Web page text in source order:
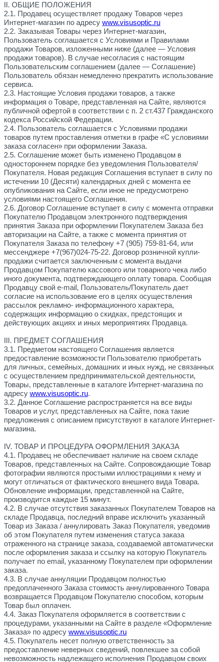
II. ОБЩИЕ ПОЛОЖЕНИЯ
2.1. Продавец осуществляет продажу Товаров через
Интернет-магазин по адресу www.visusoptic.ru
2.2. Заказывая Товары через Интернет-магазин,
Пользователь соглашается с Условиями и Правилами
продажи Товаров, изложенными ниже (далее — Условия
продажи товаров). В случае несогласия с настоящим
Пользовательским соглашением (далее — Соглашение)
Пользователь обязан немедленно прекратить использование
сервиса.
2.3. Настоящие Условия продажи товаров, а также
информация о Товаре, представленная на Сайте, являются
публичной офертой в соответствии с п. 2 ст.437 Гражданского
кодекса Российской Федерации.
2.4. Пользователь соглашается с Условиями продажи
товаров путем проставления отметки в графе «С условиями
заказа согласен» при оформлении Заказа.
2.5. Соглашение может быть изменено Продавцом в
одностороннем порядке без уведомления Пользователя/
Покупателя. Новая редакция Соглашения вступает в силу по
истечении 10 (Десяти) календарных дней с момента ее
опубликования на Сайте, если иное не предусмотрено
условиями настоящего Соглашения.
2.6. Договор Соглашение вступает в силу с момента отправки
Покупателю Продавцом электронного подтверждения
принятия Заказа при оформлении Покупателем Заказа без
авторизации на Сайте, а также с момента принятия от
Покупателя Заказа по телефону +7 (905) 759-81-64, или
мессенджере +7(967)024-75-22. Договор розничной купли-
продажи считается заключенным с момента выдачи
Продавцом Покупателю кассового или товарного чека либо
иного документа, подтверждающего оплату товара. Сообщая
Продавцу свой e-mail, Пользователь/Покупатель дает
согласие на использование его в целях осуществления
рассылок рекламно- информационного характера,
содержащих информацию о скидках, предстоящих и
действующих акциях и иных мероприятиях Продавца.
III. ПРЕДМЕТ СОГЛАШЕНИЯ
3.1. Предметом настоящего Соглашения является
предоставление возможности Пользователю приобретать
для личных, семейных, домашних и иных нужд, не связанных
с осуществлением предпринимательской деятельности,
Товары, представленные в каталоге Интернет-магазина по
адресу www.visusoptic.ru.
3.2. Данное Соглашение распространяется на все виды
Товаров и услуг, представленных на Сайте, пока такие
предложения с описанием присутствуют в каталоге Интернет-
магазина.
IV. ТОВАР И ПРОЦЕДУРА ОФОРМЛЕНИЯ ЗАКАЗА
4.1. Продавец не обеспечивает наличие на своем складе
Товаров, представленных на Сайте. Сопровождающие Товар
фотографии являются простыми иллюстрациями к нему и
могут отличаться от фактического внешнего вида Товара.
Обновление информации, представленной на Сайте,
производится каждые 15 минут.
4.2. В случае отсутствия заказанных Покупателем Товаров на
складе Продавца, последний вправе исключить указанный
Товар из Заказа / аннулировать Заказ Покупателя, уведомив
об этом Покупателя путем изменения статуса заказа
отраженного на странице заказа, создаваемой автоматически
после оформления заказа и ссылку на которую Покупатель
получает по email , указанному Покупателем при оформлении
заказа.
4.3. В случае аннуляции Продавцом полностью
предоплаченного Заказа стоимость аннулированного Товара
возвращается Продавцом Покупателю способом, которым
Товар был оплачен.
4.4. Заказ Покупателя оформляется в соответствии с
процедурами, указанными на Сайте в разделе «Оформление
Заказа» по адресу www.visusoptic.ru
4.5. Покупатель несет полную ответственность за
предоставление неверных сведений, повлекшее за собой
невозможность надлежащего исполнения Продавцом своих